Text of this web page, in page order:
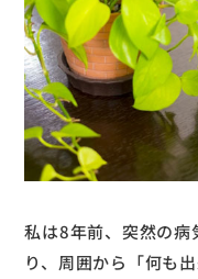
私は8年前、突然の病
り、周囲から「何も